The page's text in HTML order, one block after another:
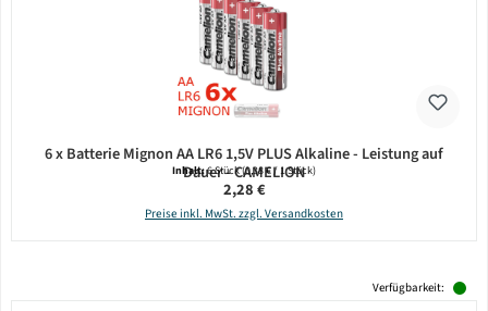
6 x Batterie Mignon AA LR6 1,5V PLUS Alkaline - Leistung auf
Dauer - CAMELION
Inhalt:6 Stück(0,38 € / 1 Stück)
Regulärer Preis:
2,28 €
Preise inkl. MwSt. zzgl. Versandkosten
Verfügbarkeit: